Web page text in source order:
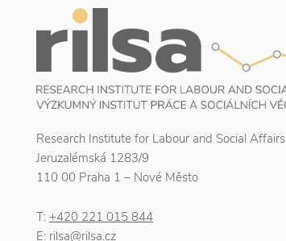
Research Institute for Labour and Social Affairs
Jeruzalémská 1283/9
110 00 Praha 1 – Nové Město
T: +420 221 015 844
E: rilsa@rilsa.cz